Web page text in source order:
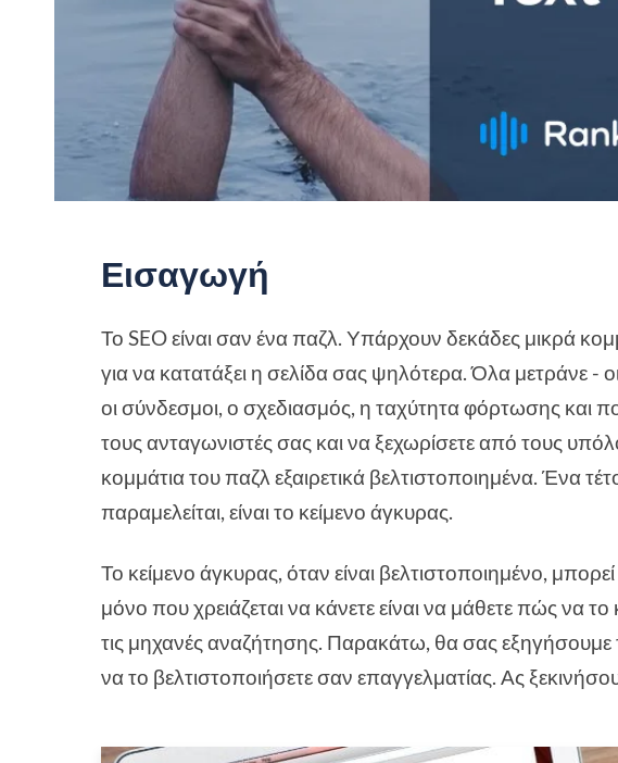
Εισαγωγή
Το SEO είναι σαν ένα παζλ. Υπάρχουν δεκάδες μικρά
για να κατατάξει η σελίδα σας ψηλότερα. Όλα μετράνε - οι
οι σύνδεσμοι, ο σχεδιασμός, η ταχύτητα φόρτωσης και
τους ανταγωνιστές σας και να ξεχωρίσετε από τους
κομμάτια του παζλ εξαιρετικά βελτιστοποιημένα. Ένα
παραμελείται, είναι το κείμενο άγκυρας.
Το κείμενο άγκυρας, όταν είναι βελτιστοποιημένο,
μόνο που χρειάζεται να κάνετε είναι να μάθετε πώς να το
τις μηχανές αναζήτησης. Παρακάτω, θα σας εξηγήσουμε
να το βελτιστοποιήσετε σαν επαγγελματίας. Ας